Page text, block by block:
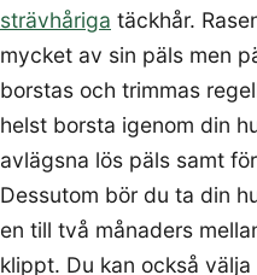
strävhåriga täckhår.
mycket av sin päls men
borstas och trimmas
helst borsta igenom din
avlägsna lös päls samt
Dessutom bör du ta din
en till två månaders
klippt. Du kan också